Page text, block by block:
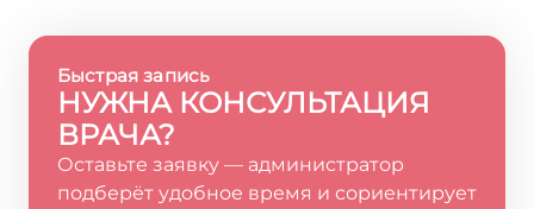
Быстрая запись
НУЖНА КОНСУЛЬТАЦИЯ
ВРАЧА?
Оставьте заявку — администратор
подберёт удобное время и сориентирует